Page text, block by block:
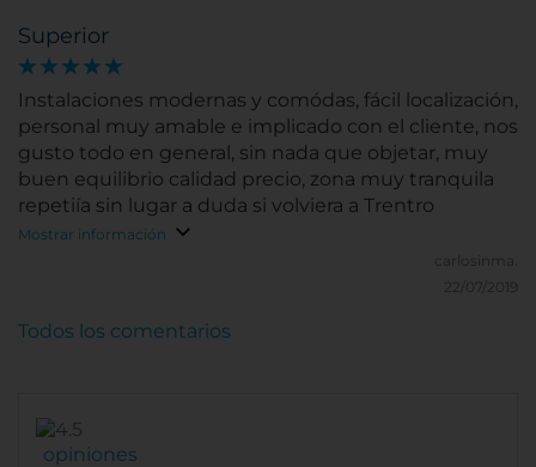
Superior
Instalaciones modernas y comódas, fácil localización,
personal muy amable e implicado con el cliente, nos
gusto todo en general, sin nada que objetar, muy
buen equilibrio calidad precio, zona muy tranquila
repetiía sin lugar a duda si volviera a Trentro
Mostrar información
carlosinma.
22/07/2019
opiniones
Todos los comentarios